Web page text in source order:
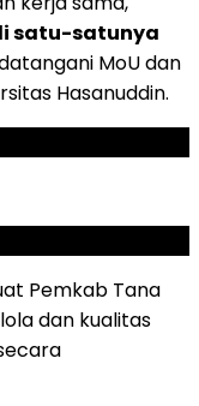
satu-satunya
MoU dan
Hasanuddin.
Pemkab Tana
dan kualitas